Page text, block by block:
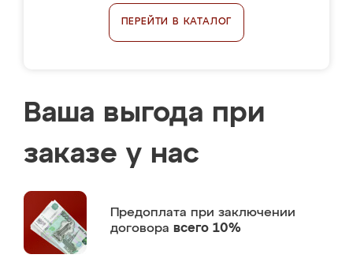
ПЕРЕЙТИ В КАТАЛОГ
Ваша выгода при
заказе у нас
Предоплата при заключении
договора всего 10%